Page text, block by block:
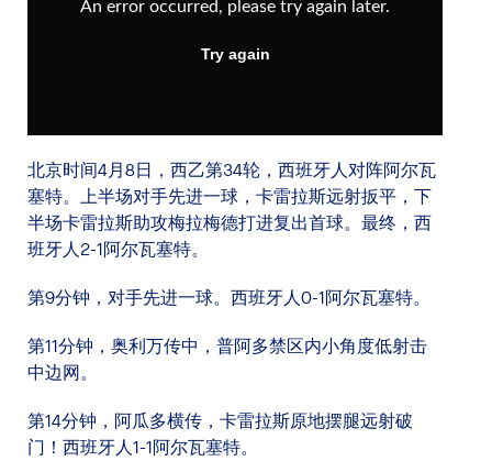
北京时间4月8日，西乙第34轮，西班牙人对阵阿尔瓦
塞特。上半场对手先进一球，卡雷拉斯远射扳平，下
半场卡雷拉斯助攻梅拉梅德打进复出首球。最终，西
班牙人2-1阿尔瓦塞特。
第9分钟，对手先进一球。西班牙人0-1阿尔瓦塞特。
第11分钟，奥利万传中，普阿多禁区内小角度低射击
中边网。
第14分钟，阿瓜多横传，卡雷拉斯原地摆腿远射破
门！西班牙人1-1阿尔瓦塞特。